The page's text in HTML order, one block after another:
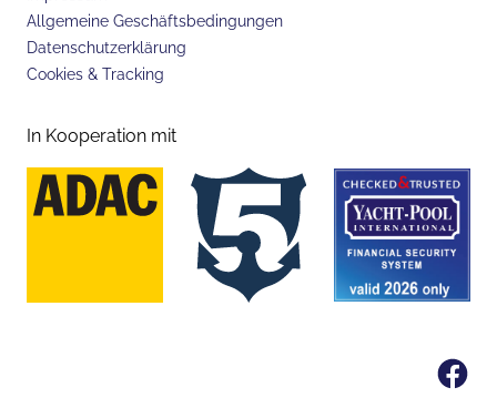
Allgemeine Geschäftsbedingungen
Datenschutzerklärung
Cookies & Tracking
In Kooperation mit